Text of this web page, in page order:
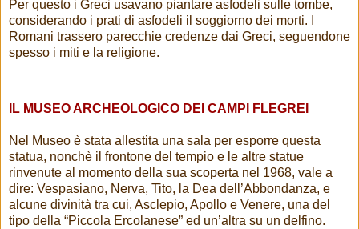
Per questo i Greci usavano piantare asfodeli sulle tombe,
considerando i prati di asfodeli il soggiorno dei morti. I
Romani trassero parecchie credenze dai Greci, seguendone
spesso i miti e la religione.
IL MUSEO ARCHEOLOGICO DEI CAMPI FLEGREI
Nel Museo è stata allestita una sala per esporre questa
statua, nonchè il frontone del tempio e le altre statue
rinvenute al momento della sua scoperta nel 1968, vale a
dire: Vespasiano, Nerva, Tito, la Dea dell’Abbondanza, e
alcune divinità tra cui, Asclepio, Apollo e Venere, una del
tipo della “Piccola Ercolanese” ed un’altra su un delfino.